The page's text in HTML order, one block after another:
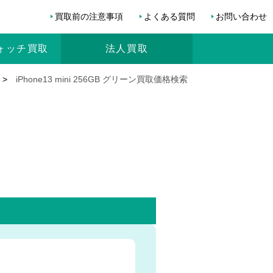
買取前の注意事項 よくある質問 お問い合わせ
ッチ 買取 法人買取
> iPhone13 mini 256GB グリーン買取価格検索